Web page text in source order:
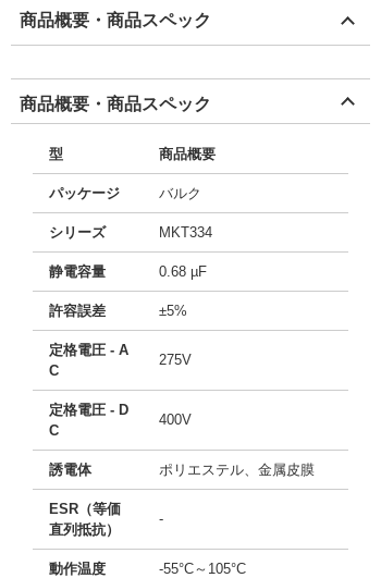
商品概要・商品スペック
商品概要・商品スペック
型 商品概要
パッケージ バルク
シリーズ MKT334
静電容量 0.68 µF
許容誤差 ±5%
定格電圧 - A
C
275V
定格電圧 - D
C
400V
誘電体 ポリエステル、金属皮膜
ESR（等価
直列抵抗）
-
動作温度 -55°C～105°C